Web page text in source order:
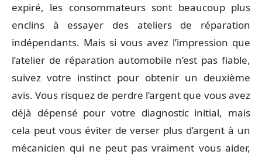
expiré, les consommateurs sont beaucoup plus
enclins à essayer des ateliers de réparation
indépendants. Mais si vous avez l’impression que
l’atelier de réparation automobile n’est pas fiable,
suivez votre instinct pour obtenir un deuxième
avis. Vous risquez de perdre l’argent que vous avez
déjà dépensé pour votre diagnostic initial, mais
cela peut vous éviter de verser plus d’argent à un
mécanicien qui ne peut pas vraiment vous aider,